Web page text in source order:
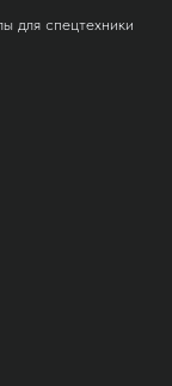
для спецтехники